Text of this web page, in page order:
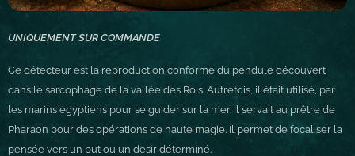
UNIQUEMENT SUR COMMANDE
Ce détecteur est la reproduction conforme du pendule découvert
dans le sarcophage de la vallée des Rois. Autrefois, il était utilisé, par
les marins égyptiens pour se guider sur la mer. Il servait au prêtre de
Pharaon pour des opérations de haute magie. Il permet de focaliser la
pensée vers un but ou un désir déterminé.